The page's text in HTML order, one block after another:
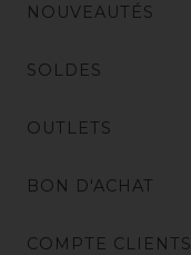
NOUVEAUTÉS
SOLDES
OUTLETS
BON D'ACHAT
COMPTE CLIENTS